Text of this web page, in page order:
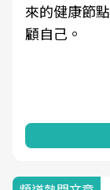
來的健康節
顧自己。